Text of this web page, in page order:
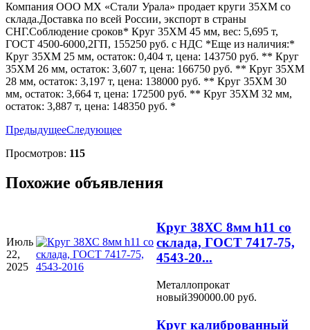
Компания ООО МХ «Стали Урала» продает круги 35ХМ со
склада.Доставка по всей России, экспорт в страны
СНГ.Соблюдение сроков* Круг 35ХМ 45 мм, вес: 5,695 т,
ГОСТ 4500-6000,2ГП, 155250 руб. с НДС *Еще из наличия:*
Круг 35ХМ 25 мм, остаток: 0,404 т, цена: 143750 руб. ** Круг
35ХМ 26 мм, остаток: 3,607 т, цена: 166750 руб. ** Круг 35ХМ
28 мм, остаток: 3,197 т, цена: 138000 руб. ** Круг 35ХМ 30
мм, остаток: 3,664 т, цена: 172500 руб. ** Круг 35ХМ 32 мм,
остаток: 3,887 т, цена: 148350 руб. *
ПредыдущееСледующее
Просмотров: 115
Похожие объявления
Июль
22,
2025
Круг 38ХС 8мм h11 со
склада, ГОСТ 7417-75,
4543-20...
Металлопрокат
новый390000.00 руб.
Круг калиброванный